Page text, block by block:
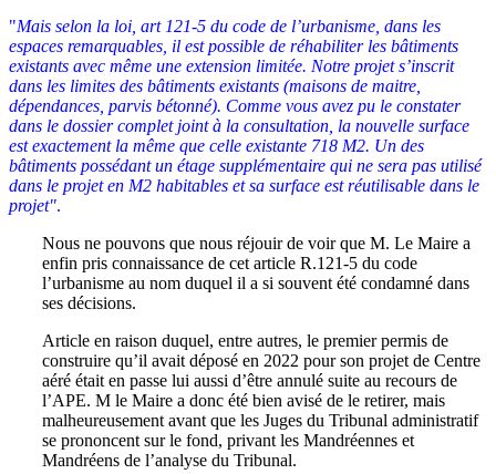
"Mais selon la loi, art 121-5 du code de l’urbanisme, dans les
espaces remarquables, il est possible de réhabiliter les bâtiments
existants avec même une extension limitée. Notre projet s’inscrit
dans les limites des bâtiments existants (maisons de maitre,
dépendances, parvis bétonné). Comme vous avez pu le constater
dans le dossier complet joint à la consultation, la nouvelle surface
est exactement la même que celle existante 718 M2. Un des
bâtiments possédant un étage supplémentaire qui ne sera pas utilisé
dans le projet en M2 habitables et sa surface est réutilisable dans le
projet".
Nous ne pouvons que nous réjouir de voir que M. Le Maire a
enfin pris connaissance de cet article R.121-5 du code
l’urbanisme au nom duquel il a si souvent été condamné dans
ses décisions.
Article en raison duquel, entre autres, le premier permis de
construire qu’il avait déposé en 2022 pour son projet de Centre
aéré était en passe lui aussi d’être annulé suite au recours de
l’APE. M le Maire a donc été bien avisé de le retirer, mais
malheureusement avant que les Juges du Tribunal administratif
se prononcent sur le fond, privant les Mandréennes et
Mandréens de l’analyse du Tribunal.